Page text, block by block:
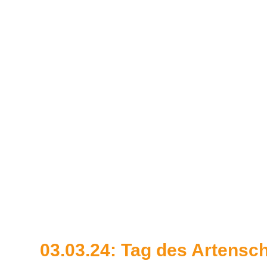
03.03.24: Tag des